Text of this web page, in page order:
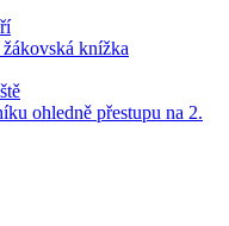
knížka
ohledně přestupu na 2.